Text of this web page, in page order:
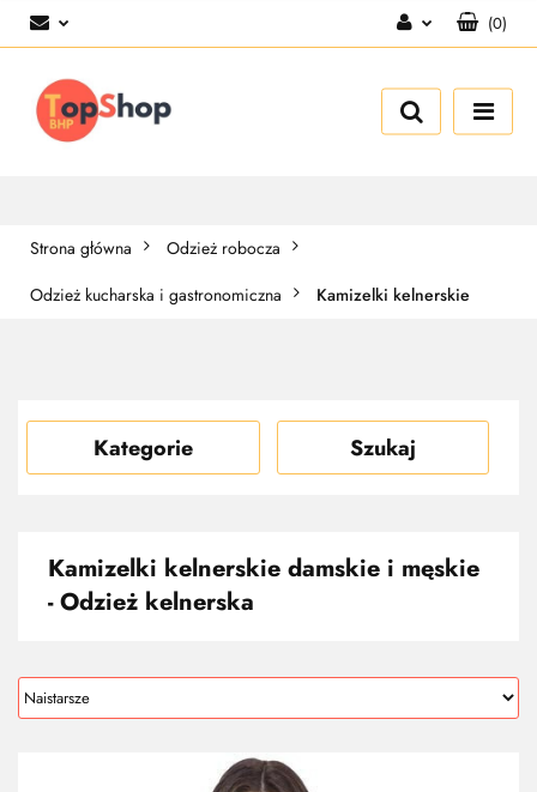
Zarejestruj się
(0)
Strona główna
Odzież robocza
Odzież kucharska i gastronomiczna
Kamizelki kelnerskie
Kategorie Szukaj
Kamizelki kelnerskie damskie i męskie
- Odzież kelnerska